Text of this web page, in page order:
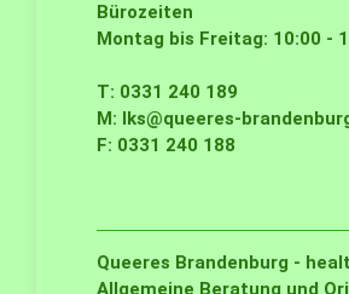
Bürozeiten
Montag bis Freitag: 10:00 -
T: 0331 240 189
M:
lks@queeres-
F: 0331 240 188
Queeres Brandenburg -